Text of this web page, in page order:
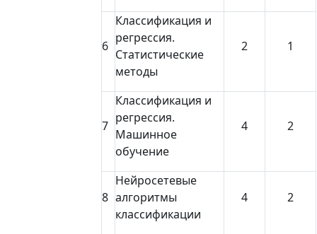
6
Классификация и
регрессия.
Статистические
методы
2 1
7
Классификация и
регрессия.
Машинное
обучение
4 2
8
Нейросетевые
алгоритмы
классификации
4 2